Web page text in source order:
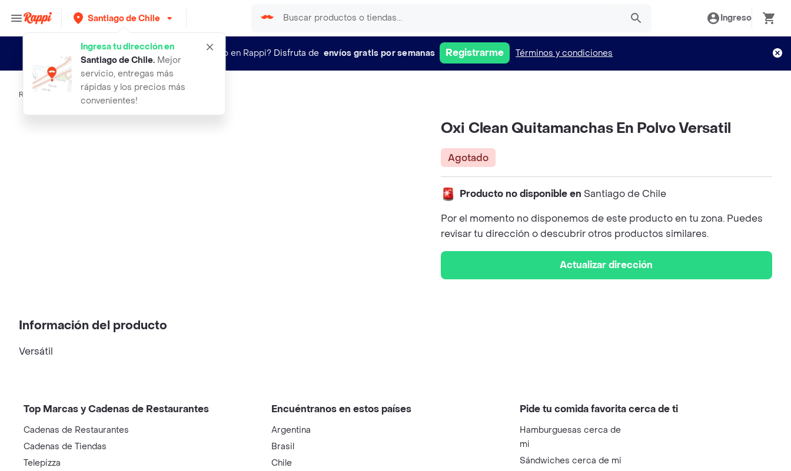
Santiago de Chile
Ingresa tu dirección en
Santiago de Chile. Mejor
servicio, entregas más
rápidas y los precios más
convenientes!
Ingreso
¿Nuevo en Rappi? Disfruta de envíos gratis por semanas Registrarme Términos y condiciones
Rappi oxi clean quitamanchas en polvo ver
Oxi Clean Quitamanchas En Polvo Versatil
Agotado
Producto no disponible en Santiago de Chile
Por el momento no disponemos de este producto en tu zona. Puedes
revisar tu dirección o descubrir otros productos similares.
Actualizar dirección
Información del producto
Versátil
Top Marcas y Cadenas de Restaurantes
Cadenas de Restaurantes
Cadenas de Tiendas
Telepizza
Encuéntranos en estos países
Argentina
Brasil
Chile
Pide tu comida favorita cerca de ti
Hamburguesas cerca de
mi
Sándwiches cerca de mi